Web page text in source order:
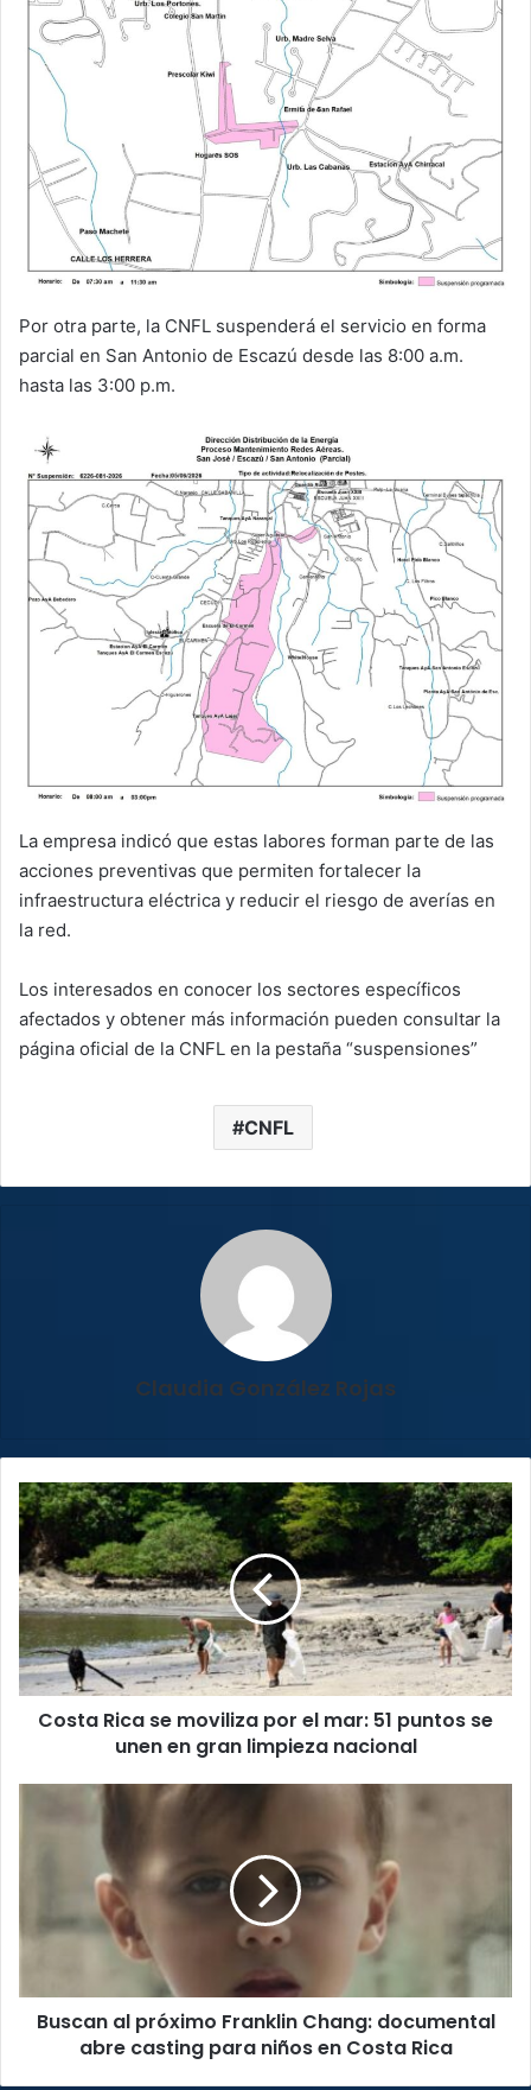
Por otra parte, la CNFL suspenderá el servicio en forma
parcial en San Antonio de Escazú desde las 8:00 a.m.
hasta las 3:00 p.m.
La empresa indicó que estas labores forman parte de las
acciones preventivas que permiten fortalecer la
infraestructura eléctrica y reducir el riesgo de averías en
la red.
Los interesados en conocer los sectores específicos
afectados y obtener más información pueden consultar la
página oficial de la CNFL en la pestaña “suspensiones”
CNFL
Claudia González Rojas
Costa
Rica
se
moviliza
por
el
mar:
51
puntos
Costa Rica se moviliza por el mar: 51 puntos se
unen en gran limpieza nacional
documental
para
niños
Buscan al próximo Franklin Chang: documental
abre casting para niños en Costa Rica